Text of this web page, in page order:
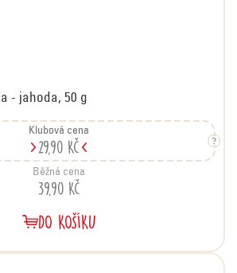
- jahoda, 50 g
Klubová cena
29,90 Kč
Běžná cena
39,90 Kč
DO KOŠÍKU